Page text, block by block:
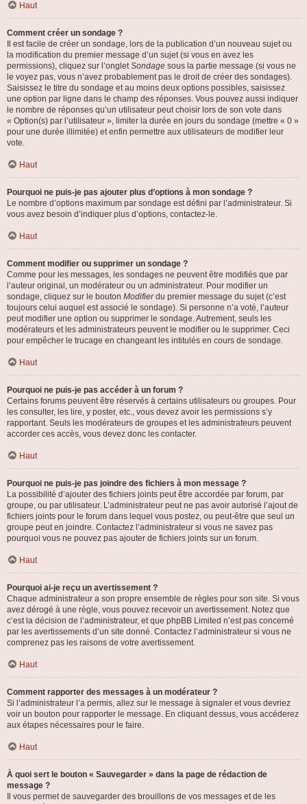
Haut
Comment créer un sondage ?
Il est facile de créer un sondage, lors de la publication d’un nouveau sujet ou
la modification du premier message d’un sujet (si vous en avez les
permissions), cliquez sur l’ongletSondage sous la partie message (si vous ne
le voyez pas, vous n’avez probablement pas le droit de créer des sondages).
Saisissez le titre du sondage et au moins deux options possibles, saisissez
une option par ligne dans le champ des réponses. Vous pouvez aussi indiquer
le nombre de réponses qu’un utilisateur peut choisir lors de son vote dans
« Option(s) par l’utilisateur », limiter la durée en jours du sondage (mettre « 0 »
pour une durée illimitée) et enfin permettre aux utilisateurs de modifier leur
vote.
Haut
Pourquoi ne puis-je pas ajouter plus d’options à mon sondage ?
Le nombre d’options maximum par sondage est défini par l’administrateur. Si
vous avez besoin d’indiquer plus d’options, contactez-le.
Haut
Comment modifier ou supprimer un sondage ?
Comme pour les messages, les sondages ne peuvent être modifiés que par
l’auteur original, un modérateur ou un administrateur. Pour modifier un
sondage, cliquez sur le bouton Modifierdu premier message du sujet (c’est
toujours celui auquel est associé le sondage). Si personne n’a voté, l’auteur
peut modifier une option ou supprimer le sondage. Autrement, seuls les
modérateurs et les administrateurs peuvent le modifier ou le supprimer. Ceci
pour empêcher le trucage en changeant les intitulés en cours de sondage.
Haut
Pourquoi ne puis-je pas accéder à un forum ?
Certains forums peuvent être réservés à certains utilisateurs ou groupes. Pour
les consulter, les lire, y poster, etc., vous devez avoir les permissions s’y
rapportant. Seuls les modérateurs de groupes et les administrateurs peuvent
accorder ces accès, vous devez donc les contacter.
Haut
Pourquoi ne puis-je pas joindre des fichiers à mon message ?
La possibilité d’ajouter des fichiers joints peut être accordée par forum, par
groupe, ou par utilisateur. L’administrateur peut ne pas avoir autorisé l’ajout de
fichiers joints pour le forum dans lequel vous postez, ou peut-être que seul un
groupe peut en joindre. Contactez l’administrateur si vous ne savez pas
pourquoi vous ne pouvez pas ajouter de fichiers joints sur un forum.
Haut
Pourquoi ai-je reçu un avertissement ?
Chaque administrateur a son propre ensemble de règles pour son site. Si vous
avez dérogé à une règle, vous pouvez recevoir un avertissement. Notez que
c’est la décision de l’administrateur, et que phpBB Limited n’est pas concerné
par les avertissements d’un site donné. Contactez l’administrateur si vous ne
comprenez pas les raisons de votre avertissement.
Haut
Comment rapporter des messages à un modérateur ?
Si l’administrateur l’a permis, allez sur le message à signaler et vous devriez
voir un bouton pour rapporter le message. En cliquant dessus, vous accéderez
aux étapes nécessaires pour le faire.
Haut
À quoi sert le bouton « Sauvegarder » dans la page de rédaction de
message ?
Il vous permet de sauvegarder des brouillons de vos messages et de les